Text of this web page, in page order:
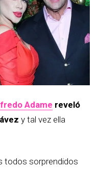
Adame reveló
y tal vez ella
todos sorprendidos